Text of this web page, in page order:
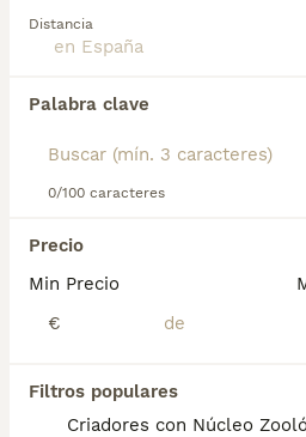
Distancia
Palabra clave
0/100 caracteres
Precio
Min Precio
€
Filtros populares
Criadores con Núcleo
consejos de compra de
información sobre esta raza de
búsqueda y espera el
Preguntas
¿Cómo es el
Manchester